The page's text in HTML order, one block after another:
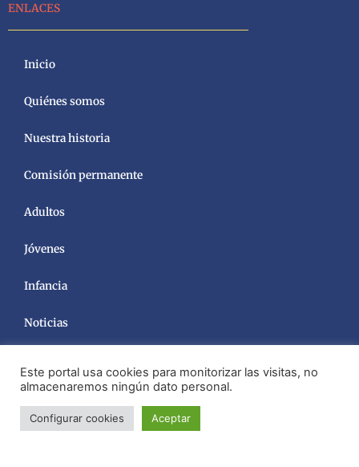
ENLACES
Inicio
Quiénes somos
Nuestra historia
Comisión permanente
Adultos
Jóvenes
Infancia
Noticias
Este portal usa cookies para monitorizar las visitas, no
almacenaremos ningún dato personal.
Configurar cookies Aceptar